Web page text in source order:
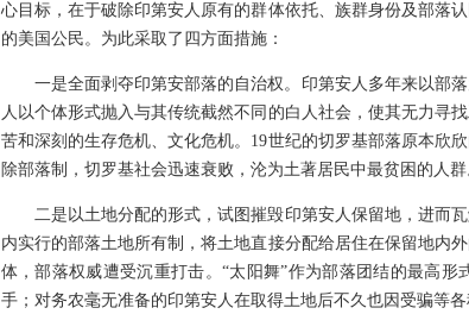
心目标，在于破除印第安人原有的群体依托、族群身份及部落
的美国公民。为此采取了四方面措施：
一是全面剥夺印第安部落的自治权。印第安人多年来以部
人以个体形式抛入与其传统截然不同的白人社会，使其无力寻
苦和深刻的生存危机、文化危机。19世纪的切罗基部落原本欣
除部落制，切罗基社会迅速衰败，沦为土著居民中最贫困的人群
二是以土地分配的形式，试图摧毁印第安人保留地，进而
内实行的部落土地所有制，将土地直接分配给居住在保留地内
体，部落权威遭受沉重打击。“太阳舞”作为部落团结的最高
手；对务农毫无准备的印第安人在取得土地后不久也因受骗等各